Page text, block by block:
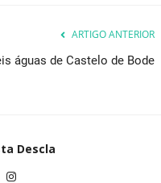
ARTIGO ANTERIOR
águas de Castelo de Bode
Descla